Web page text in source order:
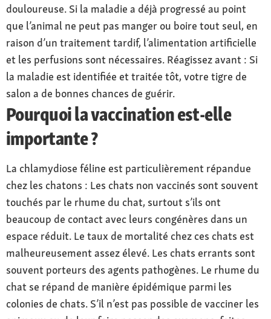
douloureuse. Si la maladie a déjà progressé au point
que l’animal ne peut pas manger ou boire tout seul, en
raison d’un traitement tardif, l’alimentation artificielle
et les perfusions sont nécessaires. Réagissez avant : Si
la maladie est identifiée et traitée tôt, votre tigre de
salon a de bonnes chances de guérir.
Pourquoi la vaccination est-elle
importante ?
La chlamydiose féline est particulièrement répandue
chez les chatons : Les chats non vaccinés sont souvent
touchés par le rhume du chat, surtout s’ils ont
beaucoup de contact avec leurs congénères dans un
espace réduit. Le taux de mortalité chez ces chats est
malheureusement assez élevé. Les chats errants sont
souvent porteurs des agents pathogènes. Le rhume du
chat se répand de manière épidémique parmi les
colonies de chats. S’il n’est pas possible de vacciner les